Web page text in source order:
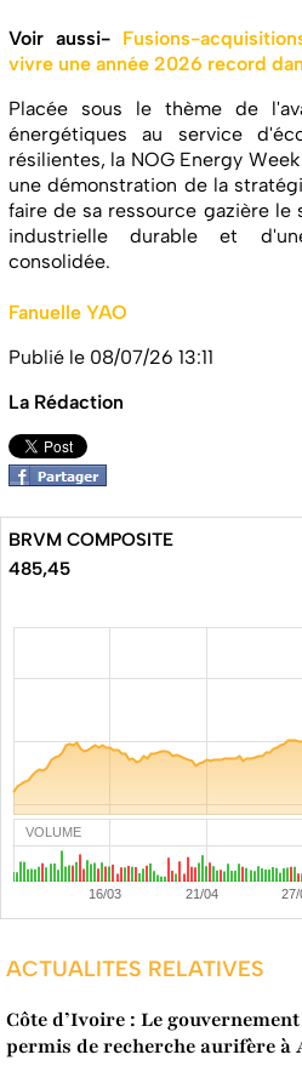
Voir aussi- Fusions-
vivre une année 2026 record
Placée sous le thème de
énergétiques au service
résilientes, la NOG Energy
une démonstration de la
faire de sa ressource gazière le
industrielle durable et
consolidée.
Fanuelle YAO
Publié le 08/07/26 13:11
La Rédaction
BRVM COMPOSITE
485,45
VOLUME
ACTUALITES RELATIVES
Côte d’Ivoire : Le
permis de recherche aurifère à